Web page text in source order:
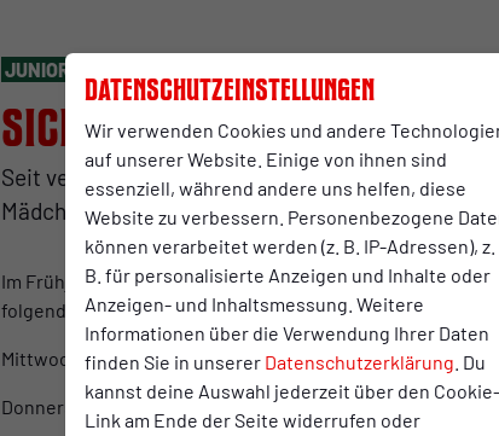
Datenschutzeinstellungen
Wir verwenden Cookies und andere
auf unserer Website. Einige von ihnen sind
essenziell, während andere uns helfen, diese
Website zu verbessern. Personenbezogene
können verarbeitet werden (z. B. IP-Adressen), z.
B. für personalisierte Anzeigen und Inhalte oder
Anzeigen- und Inhaltsmessung. Weitere
Informationen über die Verwendung Ihrer Daten
finden Sie in unserer Datenschutzerklärung . Du
kannst deine Auswahl jederzeit über den Cookie-
Link am Ende der Seite widerrufen oder
JUNIORINNEN
Sichtungstrainingstage
Seit vergangenem Sommer bietet Rot-Weiß
Mädchen.
Im Frühjahr gibt es wieder die Möglichkeit für Mädchen
folgenden Terminen Sichtungstrainings statt:
Mittwoch 20.03. -18:30-20:00
Donnerstag 18.04. 17:00-18:30